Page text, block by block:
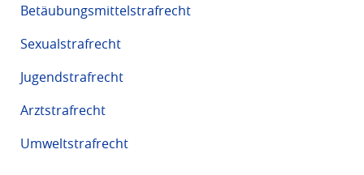
Betäubungsmittelstrafrecht
Sexualstrafrecht
Jugendstrafrecht
Arztstrafrecht
Umweltstrafrecht